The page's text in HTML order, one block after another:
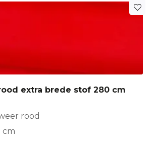
extra brede stof 280 cm
rood
cm